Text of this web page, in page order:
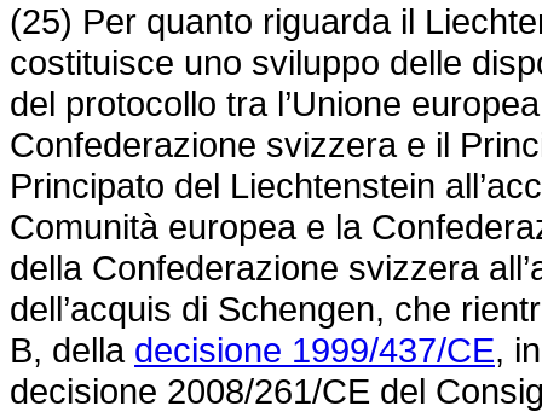
(25) Per quanto riguarda il
costituisce uno sviluppo delle
del protocollo tra l’Unione
Confederazione svizzera e il
Principato del Liechtenstein
Comunità europea e la
della Confederazione svizzera
dell’acquis di Schengen, che
B, della decisione 1999/437/CE,
decisione 2008/261/CE del